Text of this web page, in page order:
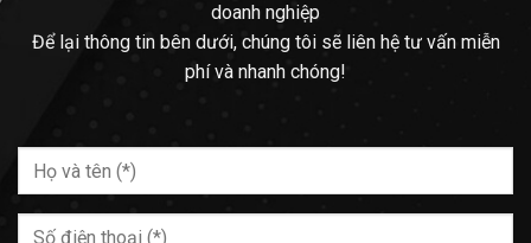
doanh nghiệp
Để lại thông tin bên dưới, chúng tôi sẽ liên hệ tư vấn miễn
phí và nhanh chóng!